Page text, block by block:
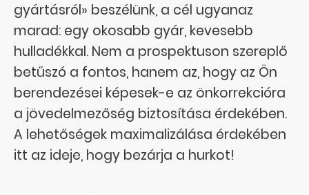
gyártásról» beszélünk, a cél ugyanaz
marad: egy okosabb gyár, kevesebb
hulladékkal. Nem a prospektuson szereplő
betűszó a fontos, hanem az, hogy az Ön
berendezései képesek-e az önkorrekcióra
a jövedelmezőség biztosítása érdekében.
A lehetőségek maximalizálása érdekében
itt az ideje, hogy bezárja a hurkot!